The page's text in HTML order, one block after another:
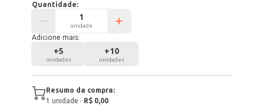
Quantidade:
unidade
Adicione mais:
+5
unidades
+10
unidades
Resumo da compra:
1 unidade · R$ 0,00